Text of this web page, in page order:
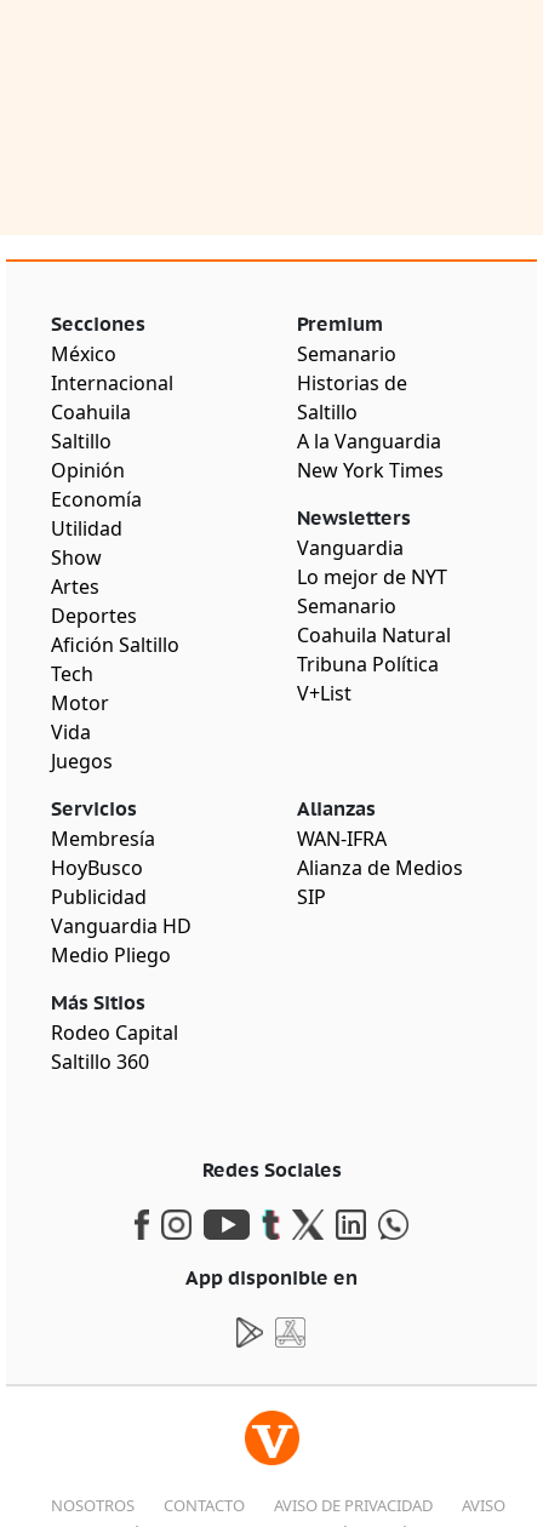
Secciones
México
Internacional
Coahuila
Saltillo
Opinión
Economía
Utilidad
Show
Artes
Deportes
Afición Saltillo
Tech
Motor
Vida
Juegos
Premium
Semanario
Historias de
Saltillo
A la Vanguardia
New York Times
Newsletters
Vanguardia
Lo mejor de NYT
Semanario
Coahuila Natural
Tribuna Política
V+List
Servicios
Membresía
HoyBusco
Publicidad
Vanguardia HD
Medio Pliego
Más Sitios
Rodeo Capital
Saltillo 360
Alianzas
WAN-IFRA
Alianza de Medios
SIP
Redes Sociales
App disponible en
NOSOTROS CONTACTO AVISO DE PRIVACIDAD
AVISO